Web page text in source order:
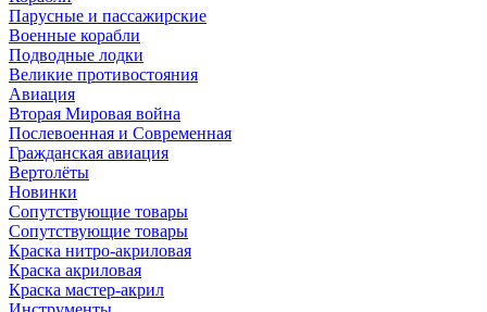
Парусные и пассажирские
Военные корабли
Подводные лодки
Великие противостояния
Авиация
Вторая Мировая война
Послевоенная и Современная
Гражданская авиация
Вертолёты
Новинки
Сопутствующие товары
Сопутствующие товары
Краска нитро-акриловая
Краска акриловая
Краска мастер-акрил